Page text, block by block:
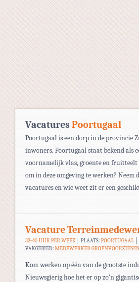
VacaturesPoortugaal
Poortugaal is een dorp in de provincie
inwoners. Poortugaal staat bekend als
voornamelijk vlas, groente en
om in deze omgeving te werken? Neem
vacatures en wie weet zit er een
Vacature
32-40 UUR PER WEEK PLAATS: POORTUGAAL
VAKGEBIED: MEDEWERKER
Kom werken op één van de grootste
Nieuwsgierig hoe het er op zo’n